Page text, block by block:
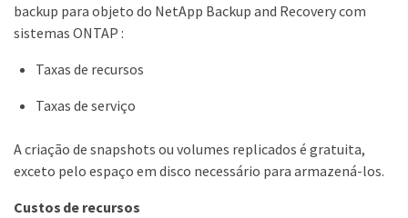
backup para objeto do NetApp Backup and Recovery com
sistemas ONTAP :
Taxas de recursos
Taxas de serviço
A criação de snapshots ou volumes replicados é gratuita,
exceto pelo espaço em disco necessário para armazená-los.
Custos de recursos